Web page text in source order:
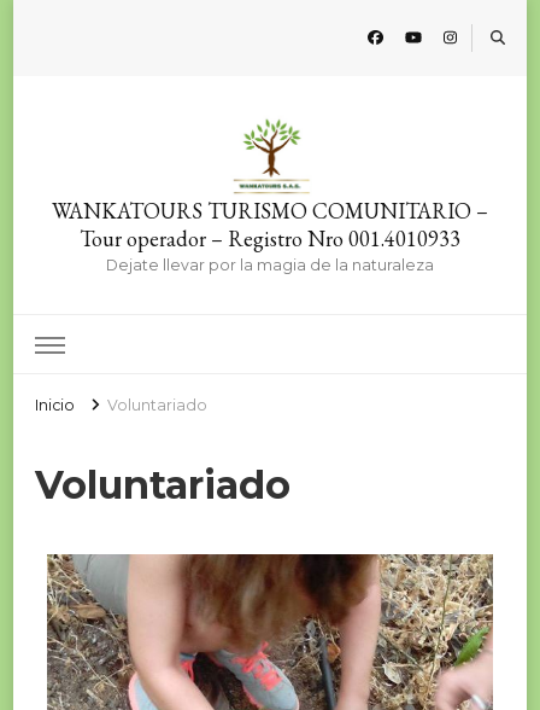
WANKATOURS TURISMO COMUNITARIO –
Tour operador – Registro Nro 001.4010933
Dejate llevar por la magia de la naturaleza
Inicio Voluntariado
Voluntariado